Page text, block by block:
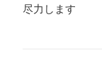
尽力します